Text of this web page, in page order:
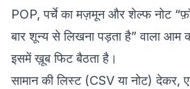
POP, पर्चे का मज़मून और शेल्फ नोट
बार शून्य से लिखना पड़ता है” वाला
इसमें ख़ूब फिट बैठता है।
सामान की लिस्ट (CSV या नोट) देकर,